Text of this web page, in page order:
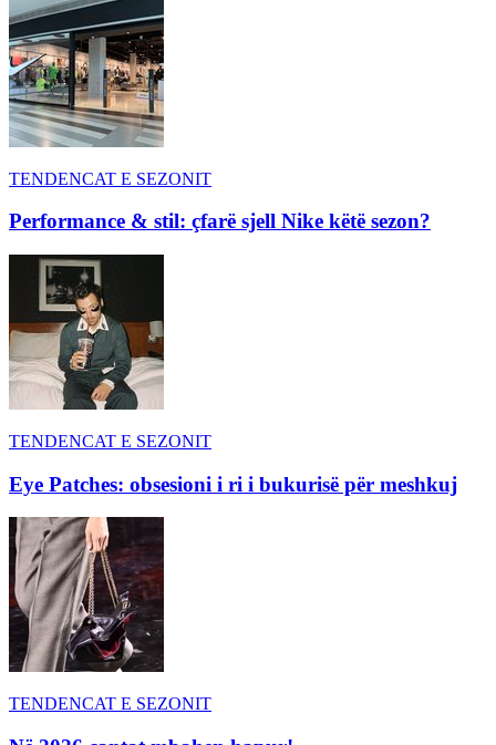
TENDENCAT E SEZONIT
Performance & stil: çfarë sjell Nike këtë sezon?
TENDENCAT E SEZONIT
Eye Patches: obsesioni i ri i bukurisë për meshkuj
TENDENCAT E SEZONIT